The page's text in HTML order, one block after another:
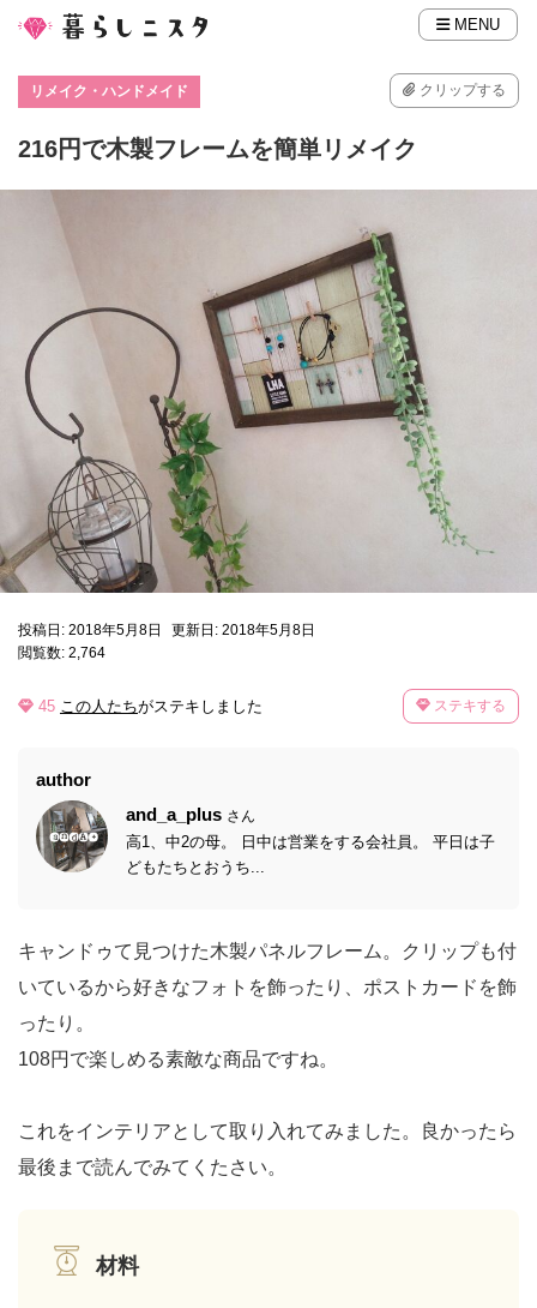
MENU
リメイク・ハンドメイド クリップする
216円で木製フレームを簡単リメイク
投稿日: 2018年5月8日
更新日: 2018年5月8日
閲覧数: 2,764
45 この人たちがステキしました ステキする
author
and_a_plus さん
高1、中2の母。 日中は営業をする会社員。 平日は子
どもたちとおうち...
キャンドゥて見つけた木製パネルフレーム。クリップも付
いているから好きなフォトを飾ったり、ポストカードを飾
ったり。
108円で楽しめる素敵な商品ですね。
これをインテリアとして取り入れてみました。良かったら
最後まで読んでみてくたさい。
材料